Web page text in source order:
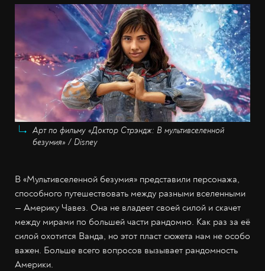
Арт по фильму «Доктор Стрэндж: В мультивселенной
безумия» / Disney
В «Мультивселенной безумия» представили персонажа,
способного путешествовать между разными вселенными
— Америку Чавез. Она не владеет своей силой и скачет
между мирами по большей части рандомно. Как раз за её
силой охотится Ванда, но этот пласт сюжета нам не особо
важен. Больше всего вопросов вызывает рандомность
Америки.